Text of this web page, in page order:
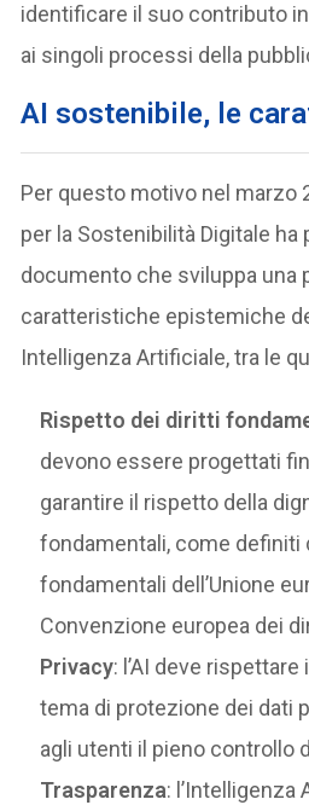
identificare il suo contributo
ai singoli processi della
AI sostenibile, le
Per questo motivo nel marzo
per la Sostenibilità Digitale
documento che sviluppa una
caratteristiche epistemiche
Intelligenza Artificiale, tra le
Rispetto dei diritti
devono essere progettati
garantire il rispetto della
fondamentali, come definiti
fondamentali dell’Unione
Convenzione europea dei
Privacy: l’AI deve
tema di protezione dei dati
agli utenti il pieno controllo
Trasparenza: l’Intelligenza